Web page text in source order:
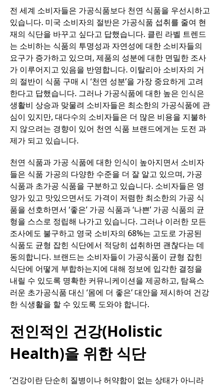
전 세계 소비자들은 가공식품보다 천연 식품을 우선시하고
있습니다. 미국 소비자의 절반은 가공식품 섭취를 줄여 현
재의 식단을 바꾸고 싶다고 답했습니다. 클린 라벨 트렌드
는 소비하는 식품의 투명성과 자연성에 대한 소비자들의
요구가 증가하고 있으며, 제품의 성분에 대한 면밀한 조사
가 이루어지고 있음을 반영합니다. 이탈리아 소비자의 거
의 절반이 식품 구매 시 ‘천연 성분’을 가장 중요하게 고려
한다고 답했습니다. 그러나 가공식품에 대한 높은 인식은
생활비 상승과 맞물려 소비자들은 최소한의 가공식품에 관
심이 있지만, 대다수의 소비자들은 더 많은 비용을 지불하
지 않으려는 경향이 있어 천연 식품 브랜드에게는 도전 과
제가 되고 있습니다.
천연 식품과 가공 식품에 대한 인식이 높아지면서 소비자
들은 식품 가공의 다양한 수준을 더 잘 알고 있으며, 가공
식품과 초가공 식품을 구분하고 있습니다. 소비자들은 영
양가 있고 맛있으면서도 가격이 저렴한 최소한의 가공 식
품을 선호하면서 ‘좋은’ 가공 식품과 ‘나쁜’ 가공 식품의 균
형을 스스로 정립해 나가고 있습니다. 그러나 이러한 모든
조사에도 불구하고 영국 소비자의 68%는 고도로 가공된
식품도 균형 잡힌 식단에서 적당히 섭취하면 괜찮다는 데
동의합니다. 브랜드는 소비자들이 가공식품이 균형 잡힌
식단에 어떻게 부합하는지에 대해 정보에 입각한 결정을
내릴 수 있도록 명확한 커뮤니케이션을 제공하고, 탐욕스
러운 초가공식품 대신 ‘몸에 더 좋은’ 대안을 제시하여 건강
한 식생활을 할 수 있도록 도와야 합니다.
전인적인 건강(Holistic
Health)을 위한 식단
‘건강이란 단순히 질병이나 허약함이 없는 상태가 아니라